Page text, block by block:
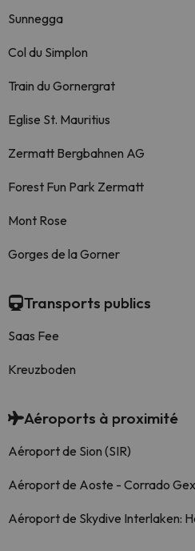
Sunnegga
Col du Simplon
Train du Gornergrat
Eglise St. Mauritius
Zermatt Bergbahnen AG
Forest Fun Park Zermatt
Mont Rose
Gorges de la Gorner
Transports publics
Saas Fee
Kreuzboden
Aéroports à proximité
Aéroport de Sion (SIR)
Aéroport de Aoste - Corrado
Aéroport de Skydive Interlaken: